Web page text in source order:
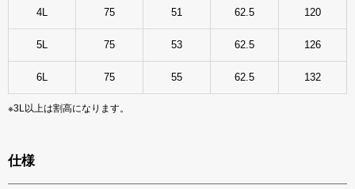
4L 75 51 62.5 120
5L 75 53 62.5 126
6L 75 55 62.5 132
※3L以上は割高になります。
仕様